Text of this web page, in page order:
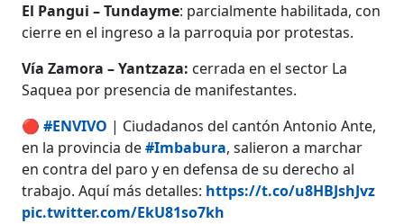
El Pangui – Tundayme: parcialmente habilitada, con
cierre en el ingreso a la parroquia por protestas.
Vía Zamora – Yantzaza: cerrada en el sector La
Saquea por presencia de manifestantes.
🔴#ENVIVO | Ciudadanos del cantón Antonio Ante,
en la provincia de#Imbabura, salieron a marchar
en contra del paro y en defensa de su derecho al
trabajo. Aquí más detalles: https://t.co/u8HBJshJvz
pic.twitter.com/EkU81so7kh